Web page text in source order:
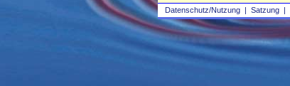
Datenschutz/Nutzung | Satzung |